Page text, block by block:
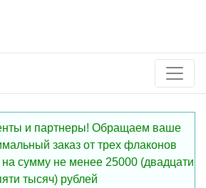
и партнеры! Обращаем ваше
заказ от трех флаконов
сумму не менее 25000 (двадцати
тысяч) рублей